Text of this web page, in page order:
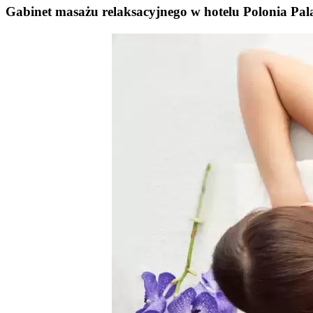
Gabinet masażu relaksacyjnego w hotelu Polonia